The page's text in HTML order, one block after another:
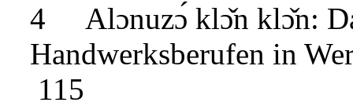
4 Alɔnuzɔ́ klɔ̌n klɔ̌n:
Handwerksberufen in
115